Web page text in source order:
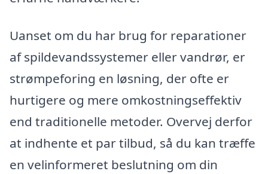
Uanset om du har brug for reparationer
af spildevandssystemer eller vandrør, er
strømpeforing en løsning, der ofte er
hurtigere og mere omkostningseffektiv
end traditionelle metoder. Overvej derfor
at indhente et par tilbud, så du kan træffe
en velinformeret beslutning om din